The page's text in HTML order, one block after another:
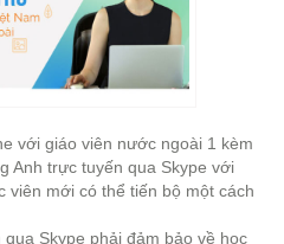
với giáo viên nước ngoài 1 kèm
Anh trực tuyến qua Skype với
viên mới có thể tiến bộ một cách
Skype phải đảm bảo về học